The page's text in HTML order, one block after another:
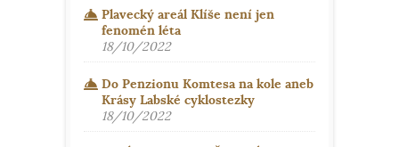
Plavecký areál Klíše není jen
fenomén léta
18/10/2022
Do Penzionu Komtesa na kole aneb
Krásy Labské cyklostezky
18/10/2022